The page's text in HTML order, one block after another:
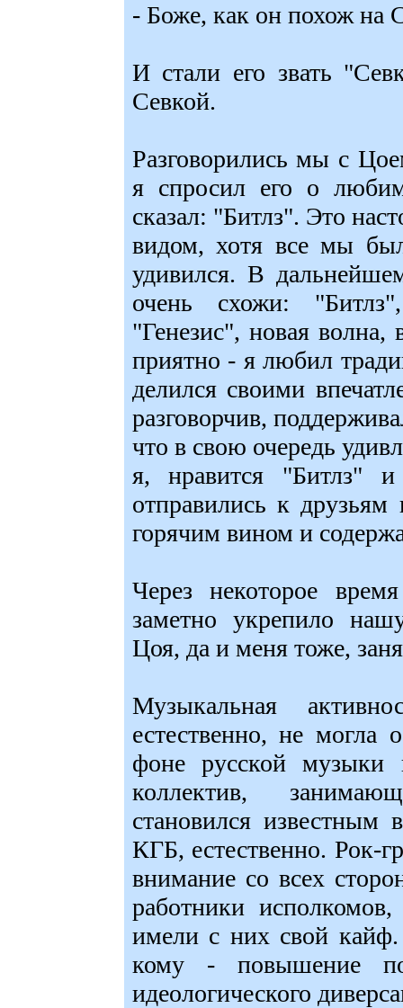
- Боже, как он похож на
И стали его звать
Севкой.
Разговорились мы с
я спросил его о
сказал: "Битлз". Это
видом, хотя все мы
удивился. В
очень схожи:
"Генезис", новая
приятно - я любил
делился своими
разговорчив,
что в свою очередь
я, нравится "Битлз"
отправились к
горячим вином и
Через некоторое
заметно укрепило
Цоя, да и меня тоже,
Музыкальная
естественно, не могла
фоне русской музыки
коллектив,
становился
КГБ, естественно. Рок-
внимание со всех
работники
имели с них свой
кому - повышение
идеологического